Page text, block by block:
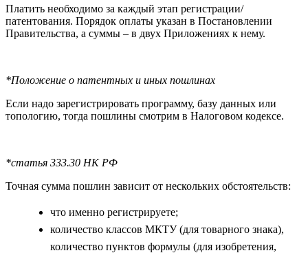
Платить необходимо за каждый этап регистрации/
патентования. Порядок оплаты указан в Постановлении
Правительства, а суммы – в двух Приложениях к нему.
*Положение о патентных и иных пошлинах
Если надо зарегистрировать программу, базу данных или
топологию, тогда пошлины смотрим в Налоговом кодексе.
*статья 333.30 НК РФ
Точная сумма пошлин зависит от нескольких обстоятельств:
что именно регистрируете;
количество классов МКТУ (для товарного знака),
количество пунктов формулы (для изобретения,